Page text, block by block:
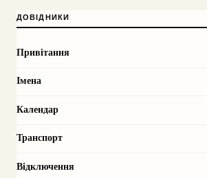
ДОВІДНИКИ
Привітання
Імена
Календар
Транспорт
Відключення